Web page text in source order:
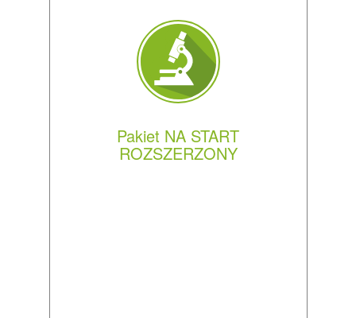
Pakiet NA START
ROZSZERZONY